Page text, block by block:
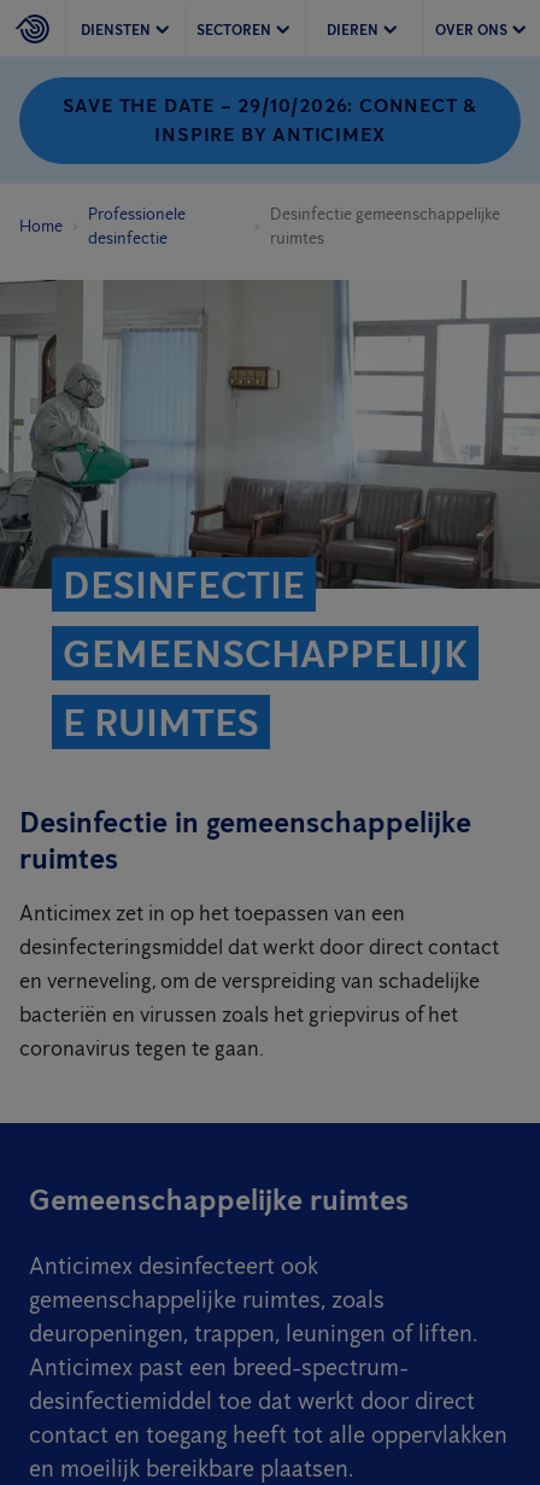
DIENSTEN SECTOREN DIEREN OVER ONS
SAVE THE DATE – 29/10/2026: CONNECT &
INSPIRE BY ANTICIMEX
Home
Professionele
desinfectie
Desinfectie gemeenschappelijke
ruimtes
DESINFECTIE
GEMEENSCHAPPELIJK
E RUIMTES
Desinfectie in gemeenschappelijke
ruimtes
Anticimex zet in op het toepassen van een
desinfecteringsmiddel dat werkt door direct contact
en verneveling, om de verspreiding van schadelijke
bacteriën en virussen zoals het griepvirus of het
coronavirus tegen te gaan.
Gemeenschappelijke ruimtes
Anticimex desinfecteert ook
gemeenschappelijke ruimtes, zoals
deuropeningen, trappen, leuningen of liften.
Anticimex past een breed-spectrum-
desinfectiemiddel toe dat werkt door direct
contact en toegang heeft tot alle oppervlakken
en moeilijk bereikbare plaatsen.